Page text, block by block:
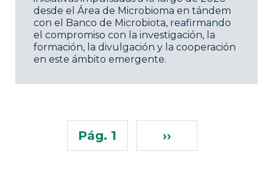
desde el Área de Microbioma en tándem
con el Banco de Microbiota, reafirmando
el compromiso con la investigación, la
formación, la divulgación y la cooperación
en este ámbito emergente.
Pág. 1 ››